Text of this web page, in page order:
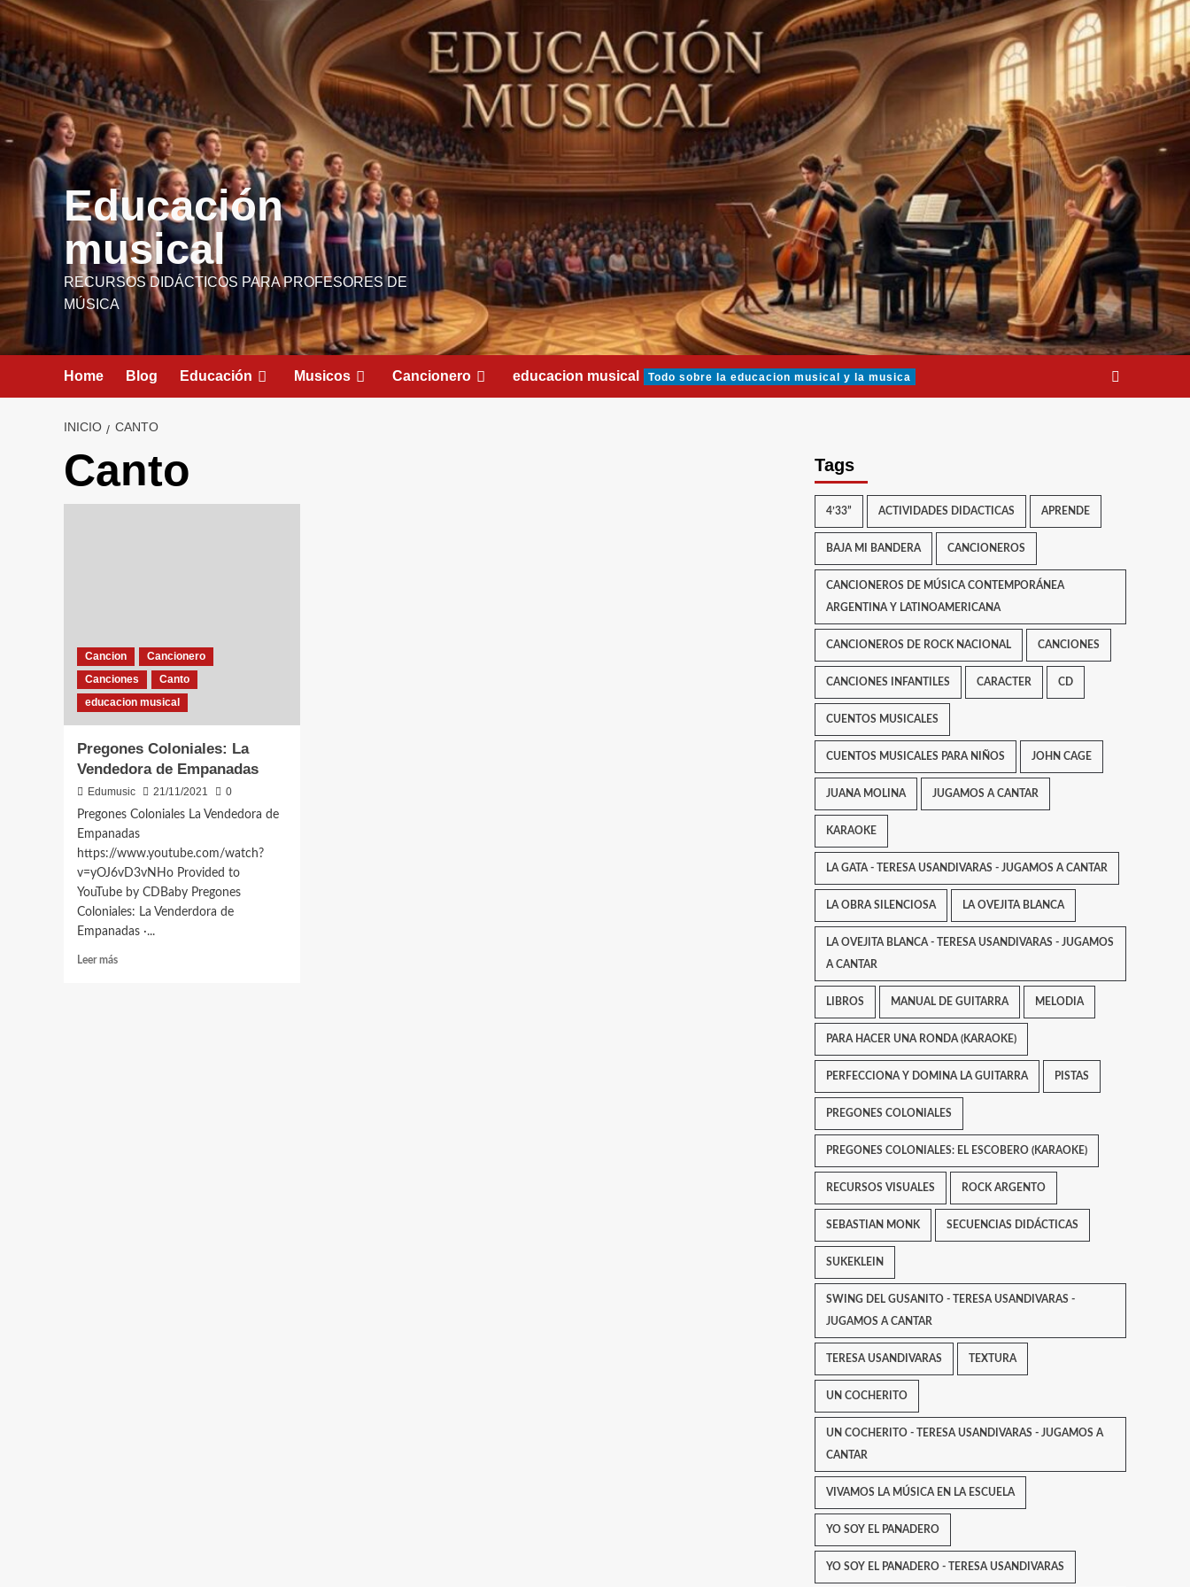
contenido
Saltar
contenido
Educación
musical
RECURSOS DIDÁCTICOS PARA PROFESORES DE
MÚSICA
Home Blog Educación Musicos Cancionero educacion musical Todo sobre la educacion musical y la musica
INICIO CANTO
Canto
Cancion
Cancionero
Canciones
Canto
educacion musical
Pregones Coloniales: La
Vendedora de Empanadas
Edumusic 21/11/2021
0
Pregones Coloniales La Vendedora de
Empanadas
https://www.youtube.com/watch?
v=yOJ6vD3vNHo Provided to
YouTube by CDBaby Pregones
Coloniales: La Venderdora de
Empanadas ·...
Leer másLeer
Tags
4’33” ACTIVIDADES DIDACTICAS APRENDE
BAJA MI BANDERA CANCIONEROS
CANCIONEROS DE MÚSICA CONTEMPORÁNEA
ARGENTINA Y LATINOAMERICANA
CANCIONEROS DE ROCK NACIONAL CANCIONES
CANCIONES INFANTILES CARACTER CD
CUENTOS MUSICALES
CUENTOS MUSICALES PARA NIÑOS JOHN CAGE
JUANA MOLINA JUGAMOS A CANTAR
KARAOKE
LA GATA - TERESA USANDIVARAS - JUGAMOS A CANTAR
LA OBRA SILENCIOSA LA OVEJITA BLANCA
LA OVEJITA BLANCA - TERESA USANDIVARAS - JUGAMOS
A CANTAR
LIBROS MANUAL DE GUITARRA MELODIA
PARA HACER UNA RONDA (KARAOKE)
PERFECCIONA Y DOMINA LA GUITARRA PISTAS
PREGONES COLONIALES
PREGONES COLONIALES: EL ESCOBERO (KARAOKE)
RECURSOS VISUALES ROCK ARGENTO
SEBASTIAN MONK SECUENCIAS DIDÁCTICAS
SUKEKLEIN
SWING DEL GUSANITO - TERESA USANDIVARAS -
JUGAMOS A CANTAR
TERESA USANDIVARAS TEXTURA
UN COCHERITO
UN COCHERITO - TERESA USANDIVARAS - JUGAMOS A
CANTAR
VIVAMOS LA MÚSICA EN LA ESCUELA
YO SOY EL PANADERO
YO SOY EL PANADERO - TERESA USANDIVARAS